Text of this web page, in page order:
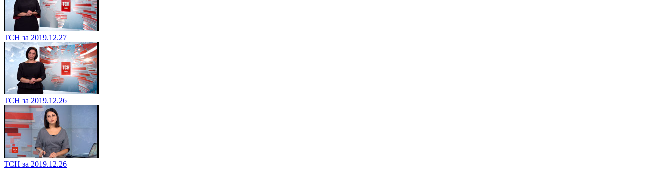
ТСН за 2019.12.27
ТСН за 2019.12.26
ТСН за 2019.12.26